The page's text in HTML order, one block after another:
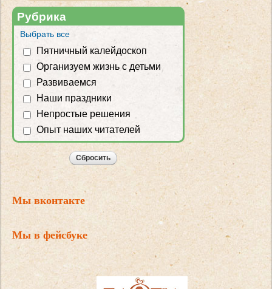
Рубрика
Выбрать все
Пятничный калейдоскоп
Организуем жизнь с детьми
Развиваемся
Наши праздники
Непростые решения
Опыт наших читателей
Мы вконтакте
Мы в фейсбуке